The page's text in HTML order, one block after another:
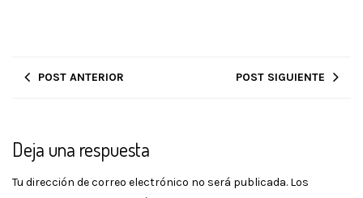
POST ANTERIOR POST SIGUIENTE
Deja una respuesta
Tu dirección de correo electrónico no será publicada. Los